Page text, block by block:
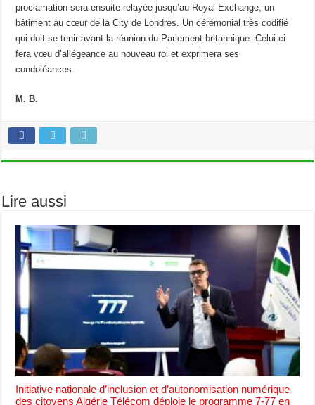
proclamation sera ensuite relayée jusqu’au Royal Exchange, un
bâtiment au cœur de la City de Londres. Un cérémonial très codifié
qui doit se tenir avant la réunion du Parlement britannique. Celui-ci
fera vœu d’allégeance au nouveau roi et exprimera ses
condoléances.
M. B.
Lire aussi
Initiative nationale d’inclusion et d’autonomisation numérique
des citoyens Algérie Télécom déploie le programme 7-77 en